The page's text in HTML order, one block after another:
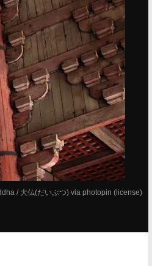
/ 大仏(だいぶつ) via photopin (license)